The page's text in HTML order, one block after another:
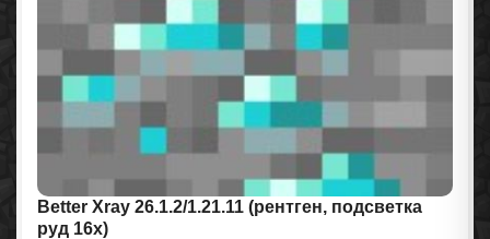
Better Xray 26.1.2/1.21.11 (рентген, подсветка
руд 16x)